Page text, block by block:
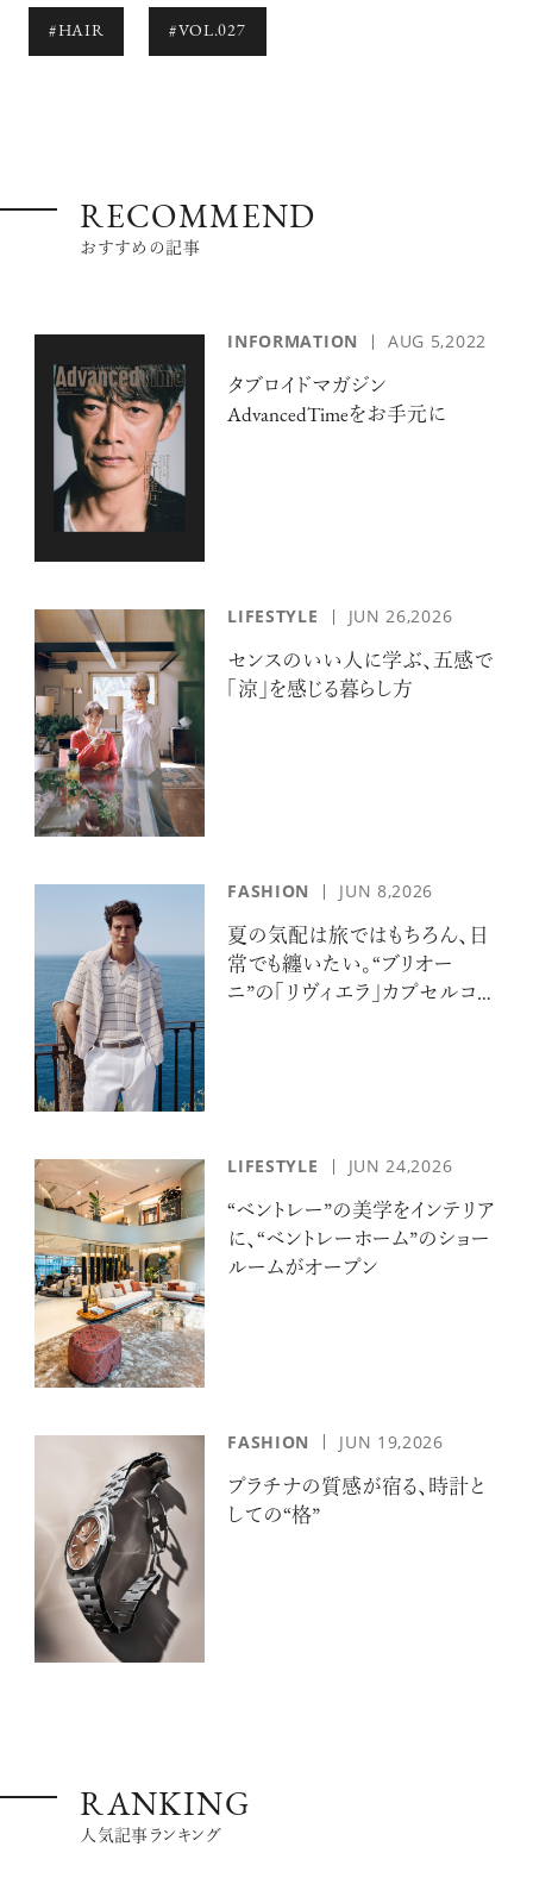
#HAIR #VOL.027
RECOMMEND
おすすめの記事
INFORMATION AUG 5,2022
タブロイドマガジン
AdvancedTimeをお手元に
LIFESTYLE JUN 26,2026
センスのいい人に学ぶ、五感で
「涼」を感じる暮らし方
FASHION JUN 8,2026
夏の気配は旅ではもちろん、日
常でも纏いたい。“ブリオー
ニ”の「リヴィエラ」カプセルコレ
LIFESTYLE JUN 24,2026
“ベントレー”の美学をインテリア
に、“ベントレーホーム”のショー
ルームがオープン
FASHION JUN 19,2026
プラチナの質感が宿る、時計と
しての“格”
RANKING
人気記事ランキング